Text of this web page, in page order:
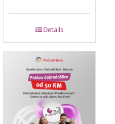
Details